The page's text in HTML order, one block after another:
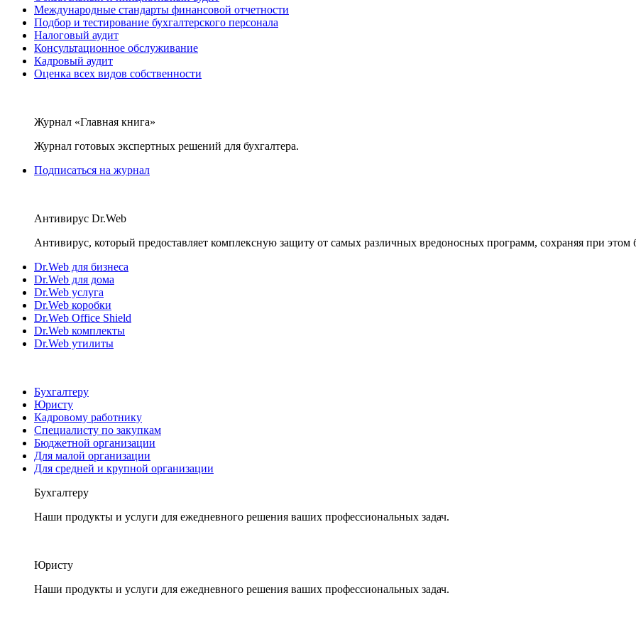
Международные стандарты финансовой отчетности
Подбор и тестирование бухгалтерского персонала
Налоговый аудит
Консультационное обслуживание
Кадровый аудит
Оценка всех видов собственности
Журнал «Главная книга»
Журнал готовых экспертных решений для бухгалтера.
Подписаться на журнал
Антивирус Dr.Web
Антивирус, который предоставляет комплексную защиту от самых различных вредоносных программ, сохраняя при этом
Dr.Web для бизнеса
Dr.Web для дома
Dr.Web услуга
Dr.Web коробки
Dr.Web Office Shield
Dr.Web комплекты
Dr.Web утилиты
Бухгалтеру
Юристу
Кадровому работнику
Специалисту по закупкам
Бюджетной организации
Для малой организации
Для средней и крупной организации
Бухгалтеру
Наши продукты и услуги для ежедневного решения ваших профессиональных задач.
Юристу
Наши продукты и услуги для ежедневного решения ваших профессиональных задач.